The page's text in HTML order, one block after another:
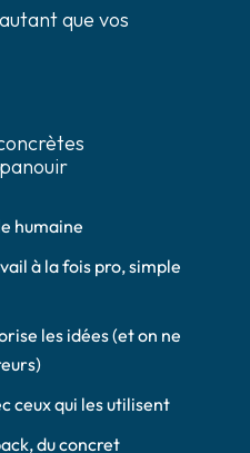
que vos
humaine
à la fois pro, simple
les idées (et on ne
ceux qui les utilisent
du concret